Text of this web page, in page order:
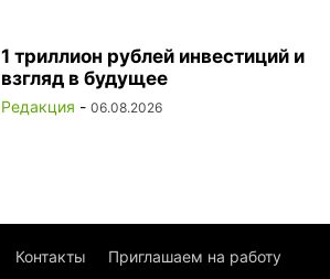
1 триллион рублей инвестиций и
взгляд в будущее
Редакция - 06.08.2026
Контакты Приглашаем на работу